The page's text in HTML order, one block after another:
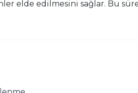
elde edilmesini sağlar. Bu